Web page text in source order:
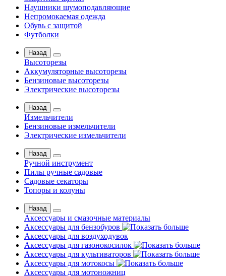
Наушники шумоподавляющие
Непромокаемая одежда
Обувь с защитой
Футболки
Назад
Высоторезы
Аккумуляторные высоторезы
Бензиновые высоторезы
Электрические высоторезы
Назад
Измельчители
Бензиновые измельчители
Электрические измельчители
Назад
Ручной инструмент
Пилы ручные садовые
Садовые секаторы
Топоры и колуны
Назад
Аксессуары и смазочные материалы
Аксессуары для бензобуров
Аксессуары для воздуходувок
Аксессуары для газонокосилок
Аксессуары для культиваторов
Аксессуары для мотокосы
Аксессуары для мотоножниц